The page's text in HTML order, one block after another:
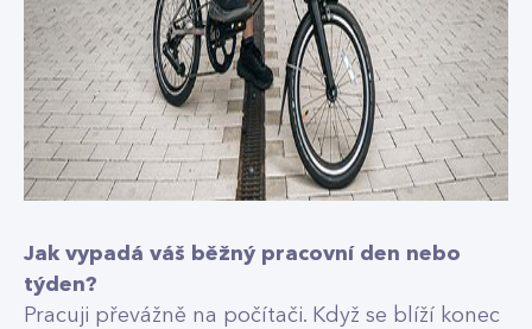
Jak vypadá váš běžný pracovní den nebo
týden?
Pracuji převážně na počítači. Když se blíží konec